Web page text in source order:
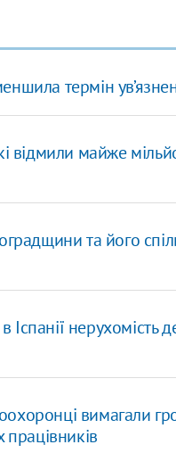
термін
відмили майже
та його
нерухомість
вимагали
працівників